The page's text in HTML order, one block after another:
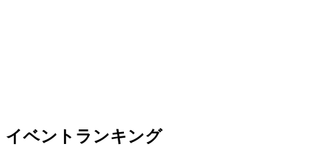
イベントランキング